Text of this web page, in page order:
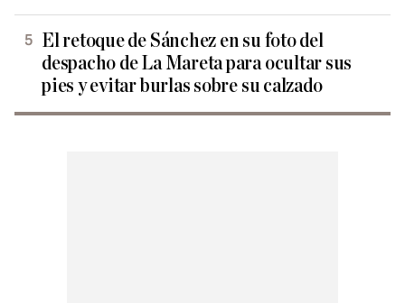
El retoque de Sánchez en su foto del
despacho de La Mareta para ocultar sus
pies y evitar burlas sobre su calzado